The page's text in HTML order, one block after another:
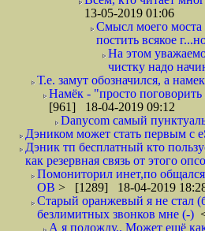
13-05-2019 01:06
Смысл моего моста
постить всякое
На этом
чистку надо
Т.е. замут обозначился, а
Намёк - "просто поговорить
[961] 18-04-2019 09:12
Danycom самый
Дэником может стать первым с
Дэник тп бесплатный кто
как резервная связь от этого
Помониторил инет,по
ОВ > [1289] 18-04-2019
Старый оранжевый я не стал
безлимитных звонков мне (-)
А я подожду.. Может ещё